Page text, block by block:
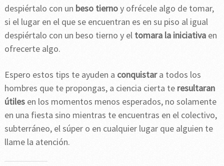
despiértalo con un beso tiernoy ofrécele algo de tomar,
si el lugar en el que se encuentran es en su piso al igual
despiértalo con un beso tierno y el tomara la iniciativaen
ofrecerte algo.
Espero estos tips te ayuden a conquistara todos los
hombres que te propongas, a ciencia cierta te resultaran
útilesen los momentos menos esperados, no solamente
en una fiesta sino mientras te encuentras en el colectivo,
subterráneo, el súper o en cualquier lugar que alguien te
llame la atención.